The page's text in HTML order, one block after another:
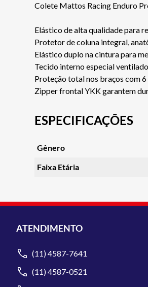
Colete Mattos Racing Enduro
Elástico de alta qualidade para
Protetor de coluna integral,
Elástico duplo na cintura para
Tecido interno especial
Proteção total nos braços com
Zipper frontal YKK garantem
ESPECIFICAÇÕES
Gênero
Faixa Etária
ATENDIMENTO
(11) 4587-7641
(11) 4587-0521